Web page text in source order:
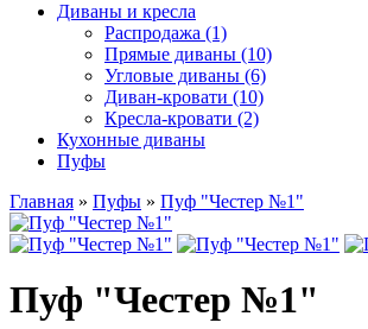
Диваны и кресла
Распродажа (1)
Прямые диваны (10)
Угловые диваны (6)
Диван-кровати (10)
Кресла-кровати (2)
Кухонные диваны
Пуфы
Главная » Пуфы » Пуф "Честер №1"
Пуф "Честер №1"